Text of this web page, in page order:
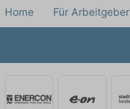
Home Für Arbeitgeber